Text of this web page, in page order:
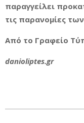
παραγγείλει
τις παρανομίες
Από το Γραφείο
danioliptes.gr